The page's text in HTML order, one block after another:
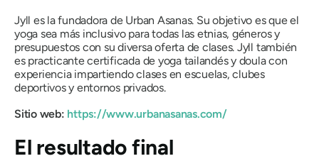
Jyll es la fundadora de Urban Asanas. Su objetivo es que el
yoga sea más inclusivo para todas las etnias, géneros y
presupuestos con su diversa oferta de clases. Jyll también
es practicante certificada de yoga tailandés y doula con
experiencia impartiendo clases en escuelas, clubes
deportivos y entornos privados.
Sitio web: https://www.urbanasanas.com/
El resultado final